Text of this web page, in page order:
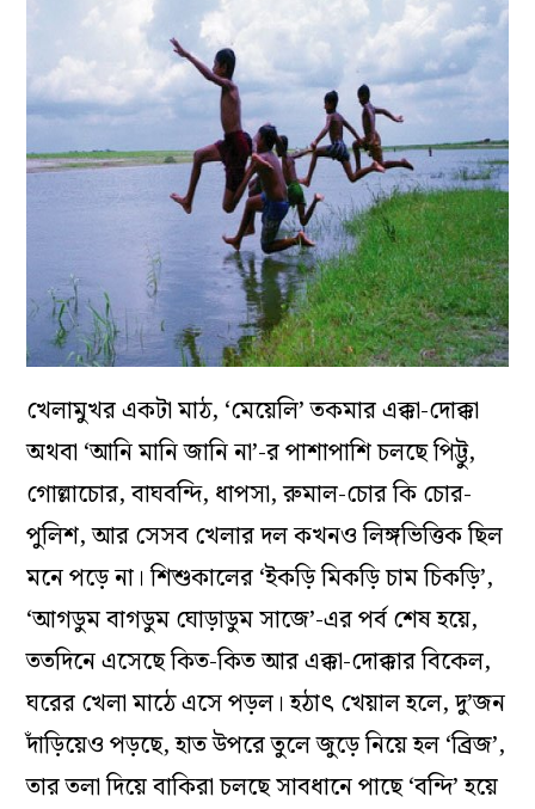
খেলামুখর একটা মাঠ, ‘মেয়েলি’ তকমার এক্কা-দোক্কা
অথবা ‘আনি মানি জানি না’-র পাশাপাশি চলছে পিট্টু,
গোল্লাচোর, বাঘবন্দি, ধাপসা, রুমাল-চোর কি চোর-
পুলিশ, আর সেসব খেলার দল কখনও লিঙ্গভিত্তিক ছিল
মনে পড়ে না। শিশুকালের ‘ইকড়ি মিকড়ি চাম চিকড়ি’,
‘আগডুম বাগডুম ঘোড়াডুম সাজে’-এর পর্ব শেষ হয়ে,
ততদিনে এসেছে কিত-কিত আর এক্কা-দোক্কার বিকেল,
ঘরের খেলা মাঠে এসে পড়ল। হঠাৎ খেয়াল হলে, দু’জন
দাঁড়িয়েও পড়ছে, হাত উপরে তুলে জুড়ে নিয়ে হল ‘ব্রিজ’,
তার তলা দিয়ে বাকিরা চলছে সাবধানে পাছে ‘বন্দি’ হয়ে